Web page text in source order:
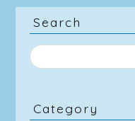
Search
Category